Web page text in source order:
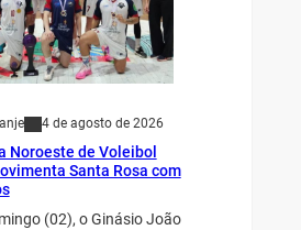
4 de agosto de 2026
Noroeste de Voleibol
Santa Rosa com
(02), o Ginásio João